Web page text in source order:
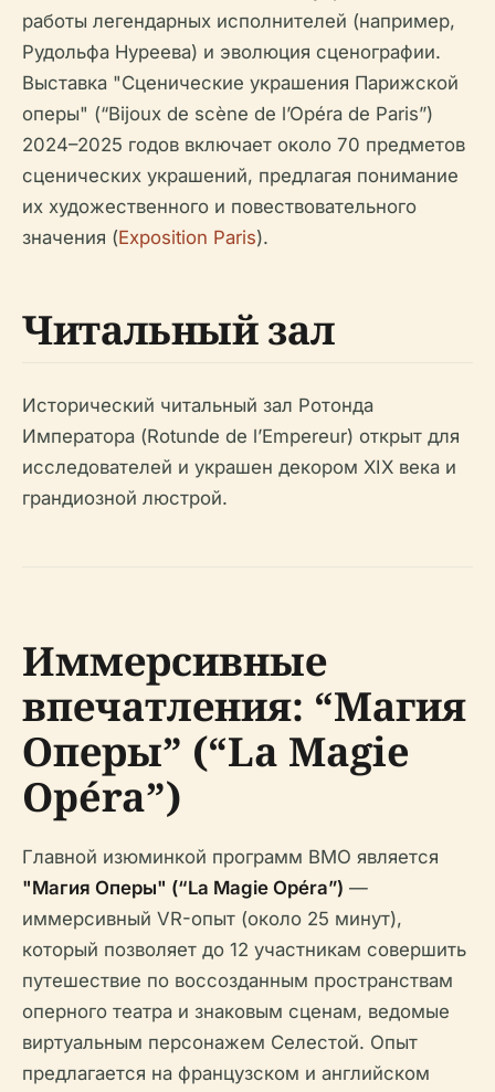
работы легендарных исполнителей (например,
Рудольфа Нуреева) и эволюция сценографии.
Выставка "Сценические украшения Парижской
оперы" (“Bijoux de scène de l’Opéra de Paris”)
2024–2025 годов включает около 70 предметов
сценических украшений, предлагая понимание
их художественного и повествовательного
значения (Exposition Paris).
Читальный зал
Исторический читальный зал Ротонда
Императора (Rotunde de l’Empereur) открыт для
исследователей и украшен декором XIX века и
грандиозной люстрой.
Иммерсивные
впечатления: “Магия
Оперы” (“La Magie
Opéra”)
Главной изюминкой программ BMO является
"Магия Оперы" (“La Magie Opéra”) —
иммерсивный VR-опыт (около 25 минут),
который позволяет до 12 участникам совершить
путешествие по воссозданным пространствам
оперного театра и знаковым сценам, ведомые
виртуальным персонажем Селестой. Опыт
предлагается на французском и английском